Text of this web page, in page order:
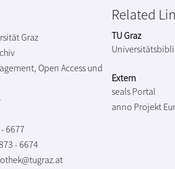
Graz
Open Access und
6677
- 6674
Related
TU Graz
Extern
seals Portal
anno Projekt